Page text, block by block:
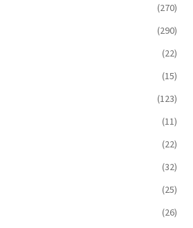
(270)
(290)
(22)
(15)
(123)
(11)
(22)
(32)
(25)
(26)